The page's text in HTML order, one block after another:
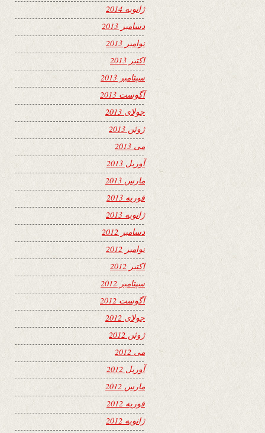
ژانویه 2014
دسامبر 2013
نوامبر 2013
اکتبر 2013
سپتامبر 2013
آگوست 2013
جولای 2013
ژوئن 2013
می 2013
آوریل 2013
مارس 2013
فوریه 2013
ژانویه 2013
دسامبر 2012
نوامبر 2012
اکتبر 2012
سپتامبر 2012
آگوست 2012
جولای 2012
ژوئن 2012
می 2012
آوریل 2012
مارس 2012
فوریه 2012
ژانویه 2012